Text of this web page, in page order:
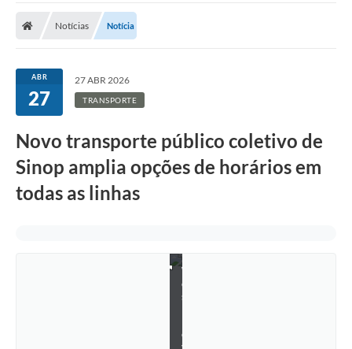
Notícias Notícia
ABR
27
27 ABR 2026
TRANSPORTE
Novo transporte público coletivo de
Sinop amplia opções de horários em
todas as linhas
W
e
s
e
y